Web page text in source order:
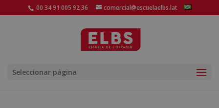
00 34 91 005 92 36 comercial@escuelaelbs.lat
Seleccionar página